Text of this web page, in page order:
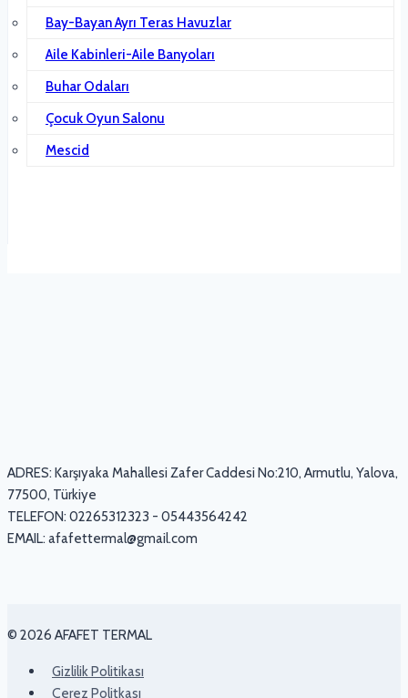
Bay-Bayan Ayrı Teras Havuzlar
Aile Kabinleri-Aile Banyoları
Buhar Odaları
Çocuk Oyun Salonu
Mescid
ADRES: Karşıyaka Mahallesi Zafer Caddesi No:210, Armutlu, Yalova,
77500, Türkiye
TELEFON: 02265312323 - 05443564242
EMAIL: afafettermal@gmail.com
© 2026 AFAFET TERMAL
Gizlilik Politikası
Çerez Politkası